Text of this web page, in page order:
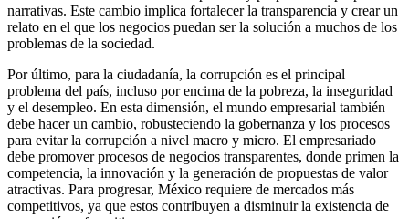
narrativas. Este cambio implica fortalecer la transparencia y crear un
relato en el que los negocios puedan ser la solución a muchos de los
problemas de la sociedad.
Por último, para la ciudadanía, la corrupción es el principal
problema del país, incluso por encima de la pobreza, la inseguridad
y el desempleo. En esta dimensión, el mundo empresarial también
debe hacer un cambio, robusteciendo la gobernanza y los procesos
para evitar la corrupción a nivel macro y micro. El empresariado
debe promover procesos de negocios transparentes, donde primen la
competencia, la innovación y la generación de propuestas de valor
atractivas. Para progresar, México requiere de mercados más
competitivos, ya que estos contribuyen a disminuir la existencia de